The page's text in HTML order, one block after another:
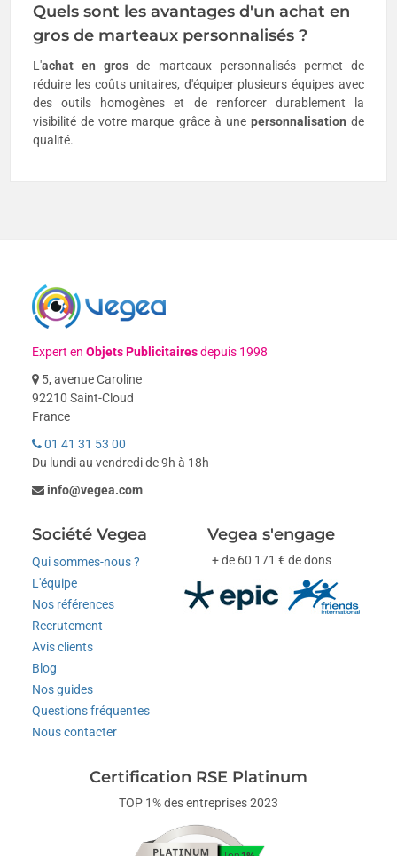
Quels sont les avantages d'un achat en
gros de marteaux personnalisés ?
L'achat en gros de marteaux personnalisés permet de
réduire les coûts unitaires, d'équiper plusieurs équipes avec
des outils homogènes et de renforcer durablement la
visibilité de votre marque grâce à une personnalisation de
qualité.
Expert enObjets Publicitairesdepuis 1998
5, avenue Caroline
92210 Saint-Cloud
France
01 41 31 53 00
Du lundi au vendredi de 9h à 18h
info@vegea.com
Société Vegea
Qui sommes-nous ?
L'équipe
Nos références
Recrutement
Avis clients
Blog
Nos guides
Questions fréquentes
Nous contacter
Vegea s'engage
+ de 60 171 € de dons
Certification RSE Platinum
TOP 1% des entreprises 2023